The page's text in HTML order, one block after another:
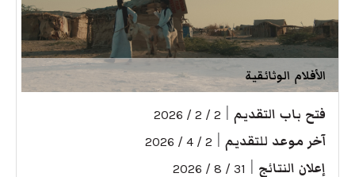
الأفلام الوثائقية
فتح باب التقديم 2 / 2 / 2026
آخر موعد للتقديم 2 / 4 / 2026
إعلان النتائج 31 / 8 / 2026